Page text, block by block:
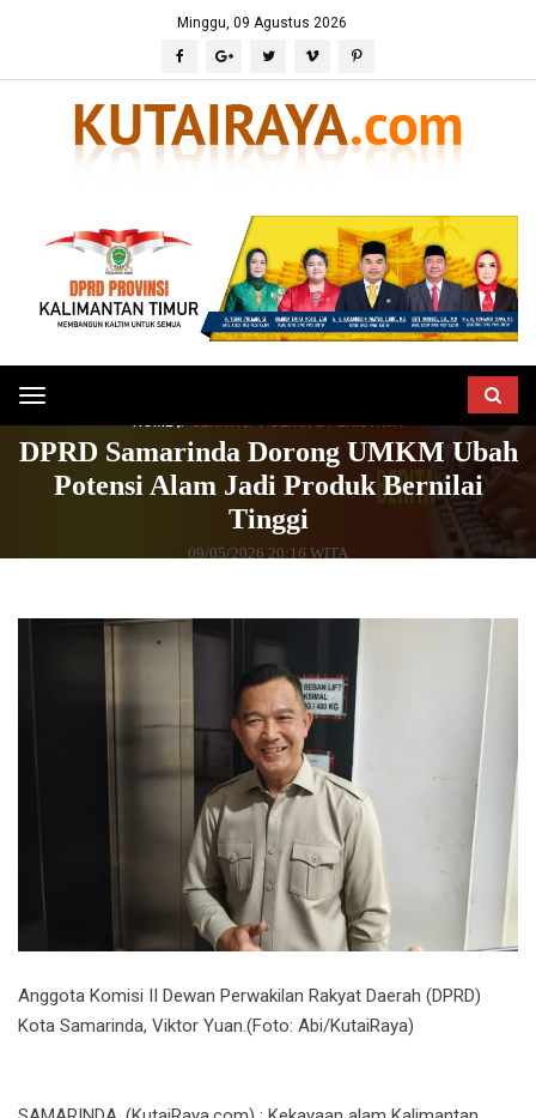
Minggu, 09 Agustus 2026
Toggle
navigation
DPRD Samarinda Dorong UMKM Ubah
Potensi Alam Jadi Produk Bernilai
Tinggi
09/05/2026 20:16 WITA
Anggota Komisi II Dewan Perwakilan Rakyat Daerah (DPRD)
Kota Samarinda, Viktor Yuan.(Foto: Abi/KutaiRaya)